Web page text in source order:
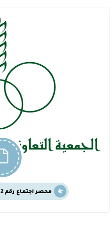
محصر اجتماع رقم 12 وتاريخ 24-12-1440 هـ